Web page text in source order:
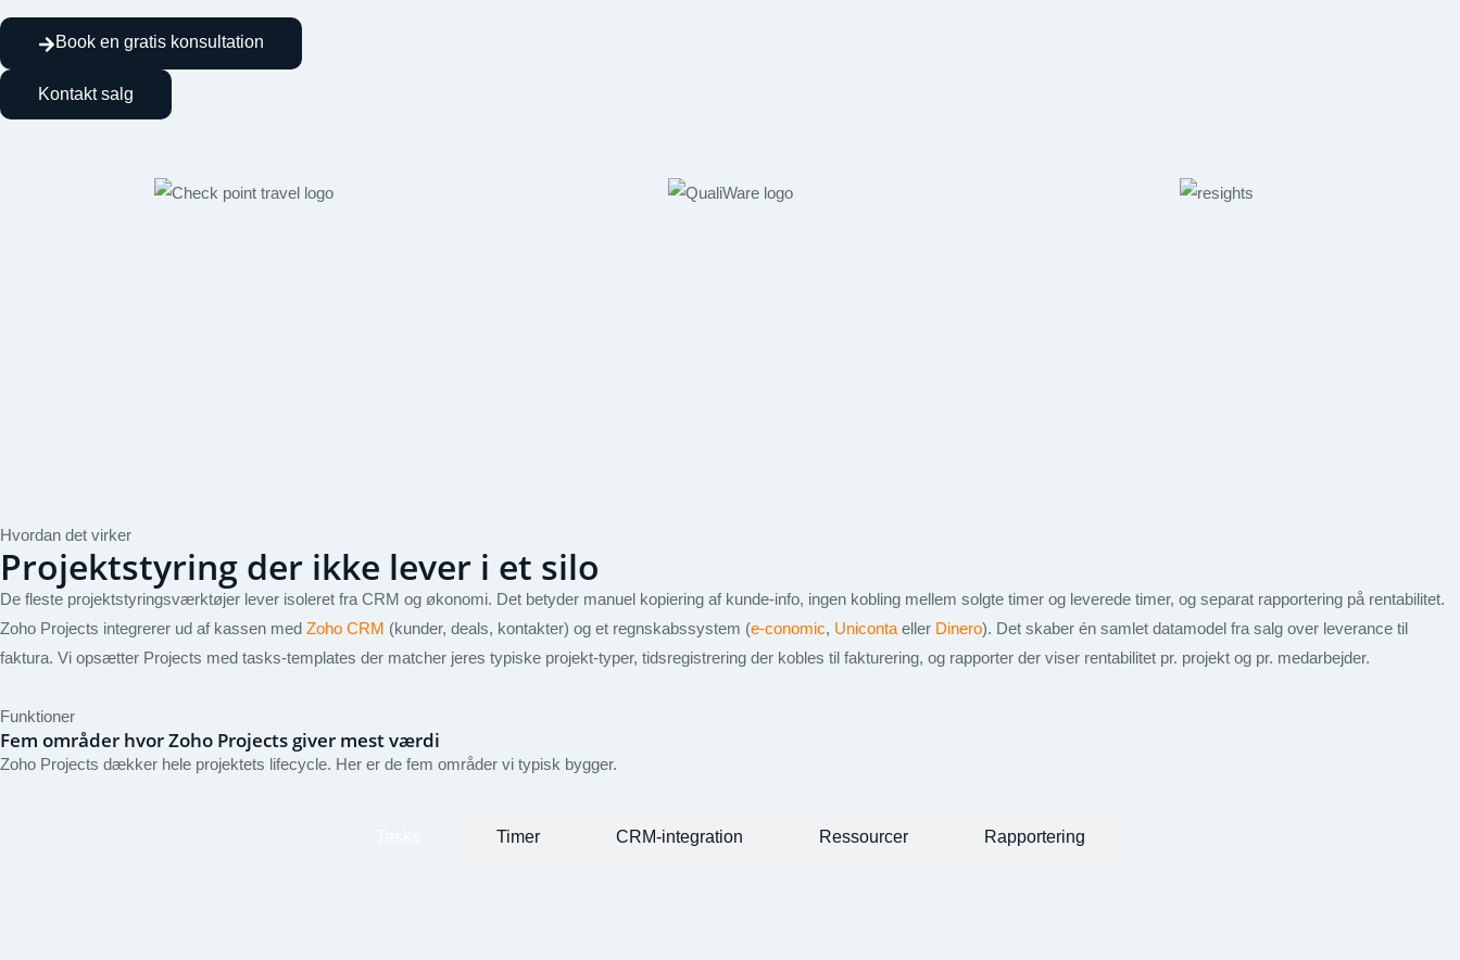
Book en gratis konsultation
Kontakt salg
Hvordan det virker
Projektstyring der ikke lever i et silo
De fleste projektstyringsværktøjer lever isoleret fra CRM og økonomi. Det betyder manuel kopiering af kunde-info, ingen kobling mellem solgte timer og leverede timer, og separat rapportering på rentabilitet.
Zoho Projects integrerer ud af kassen med Zoho CRM (kunder, deals, kontakter) og et regnskabssystem (e-conomic, Uniconta eller Dinero). Det skaber én samlet datamodel fra salg over leverance til
faktura. Vi opsætter Projects med tasks-templates der matcher jeres typiske projekt-typer, tidsregistrering der kobles til fakturering, og rapporter der viser rentabilitet pr. projekt og pr. medarbejder.
Funktioner
Fem områder hvor Zoho Projects giver mest værdi
Zoho Projects dækker hele projektets lifecycle. Her er de fem områder vi typisk bygger.
Timer CRM-integration Ressourcer Rapportering